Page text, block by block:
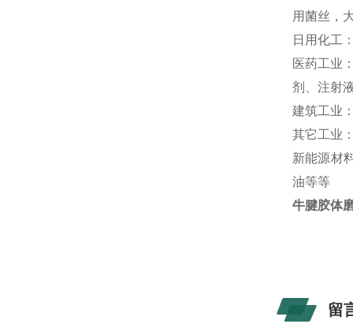
用菌丝，
日用化工
医药工业
剂、注射
建筑工业
其它工业
新能源材
油等等
牛腱胶体
留